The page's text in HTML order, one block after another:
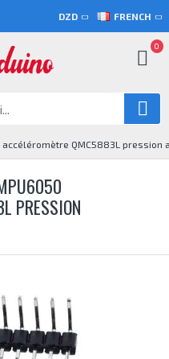
DZD FRENCH
0
accéléromètre QMC5883L pression
PRESSION